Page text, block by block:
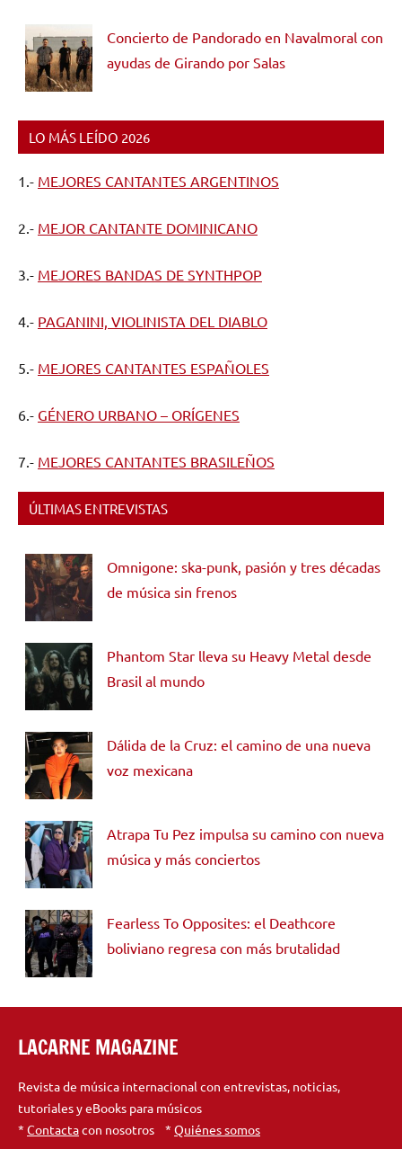
Concierto de Pandorado en Navalmoral con
ayudas de Girando por Salas
LO MÁS LEÍDO 2026
1.- MEJORES CANTANTES ARGENTINOS
2.- MEJOR CANTANTE DOMINICANO
3.- MEJORES BANDAS DE SYNTHPOP
4.- PAGANINI, VIOLINISTA DEL DIABLO
5.- MEJORES CANTANTES ESPAÑOLES
6.- GÉNERO URBANO – ORÍGENES
7.- MEJORES CANTANTES BRASILEÑOS
ÚLTIMAS ENTREVISTAS
Omnigone: ska-punk, pasión y tres décadas
de música sin frenos
Phantom Star lleva su Heavy Metal desde
Brasil al mundo
Dálida de la Cruz: el camino de una nueva
voz mexicana
Atrapa Tu Pez impulsa su camino con nueva
música y más conciertos
Fearless To Opposites: el Deathcore
boliviano regresa con más brutalidad
LACARNE MAGAZINE
Revista de música internacional con entrevistas, noticias,
tutoriales y eBooks para músicos
* Contactacon nosotros * Quiénes somos